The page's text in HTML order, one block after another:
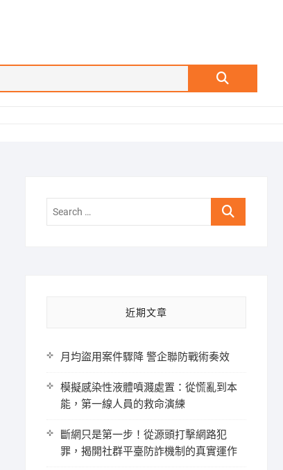
Search
Search
近期文章
月均盜用案件驟降 警企聯防戰術奏效
模擬感染性液體噴濺處置：從慌亂到本
能，第一線人員的救命演練
斷網只是第一步！從源頭打擊網路犯
罪，揭開社群平臺防詐機制的真實運作